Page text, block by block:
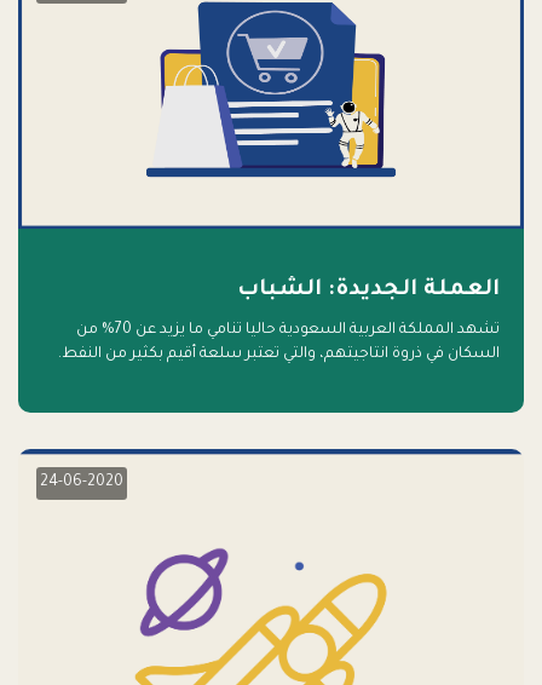
العملة الجديدة: الشباب
تشهد المملكة العربية السعودية حاليا تنامي ما يزيد عن 70% من
السكان في ذروة انتاجيتهم، والتي تعتبر سلعة أقيم بكثير من النفط.
24-06-2020